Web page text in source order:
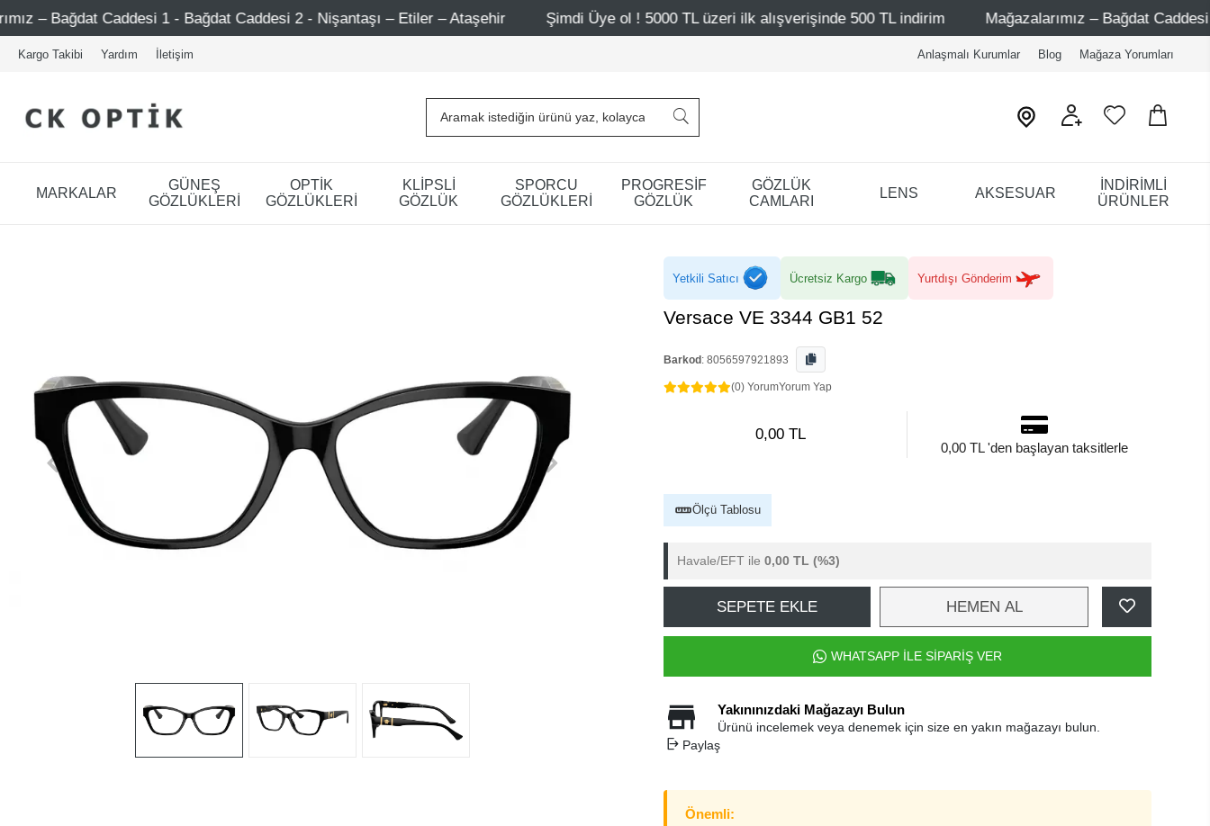
1 - Bağdat Caddesi 2 - Nişantaşı – Etiler – Ataşehir Şimdi Üye ol ! 5000 TL üzeri ilk alışverişinde 500 TL indirim Mağazalarımız – Bağdat Caddesi 1 - Bağdat
Kargo Takibi Yardım İletişim Anlaşmalı Kurumlar Blog Mağaza Yorumları
MARKALAR
GÜNEŞ
GÖZLÜKLERİ
OPTİK
GÖZLÜKLERİ
KLİPSLİ
GÖZLÜK
SPORCU
GÖZLÜKLERİ
PROGRESİF
GÖZLÜK
GÖZLÜK
CAMLARI
LENS AKSESUAR
İNDİRİMLİ
ÜRÜNLER
Yetkili Satıcı Ücretsiz Kargo Yurtdışı Gönderim
Versace VE 3344 GB1 52
Barkod : 8056597921893
(0) YorumYorum Yap
0,00 TL
0,00 TL 'den başlayan taksitlerle
Ölçü Tablosu
Havale/EFT ile 0,00 TL (%3)
SEPETE EKLE HEMEN AL
WHATSAPP İLE SİPARİŞ VER
Yakınınızdaki Mağazayı Bulun
Ürünü incelemek veya denemek için size en yakın mağazayı bulun.
Paylaş
Önemli: